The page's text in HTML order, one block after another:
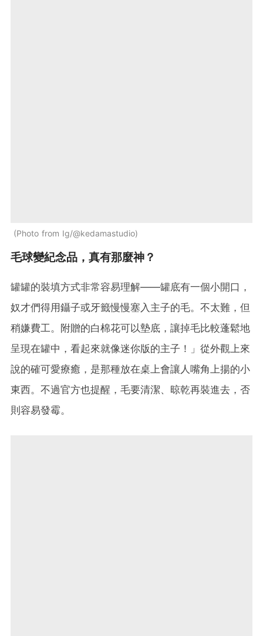
Photo from Ig/@kedamastudio
毛球變紀念品，真有那麼神？
罐罐的裝填方式非常容易理解——罐底有一個小開口，
奴才們得用鑷子或牙籤慢慢塞入主子的毛。不太難，但
稍嫌費工。附贈的白棉花可以墊底，讓掉毛比較蓬鬆地
呈現在罐中，看起來就像迷你版的主子！」從外觀上來
說的確可愛療癒，是那種放在桌上會讓人嘴角上揚的小
東西。不過官方也提醒，毛要清潔、晾乾再裝進去，否
則容易發霉。